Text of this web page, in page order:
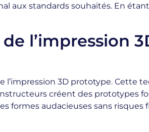
aux standards souhaités. En
l’impression
l’impression 3D prototype. Cette
créent des prototypes
formes audacieuses sans risques